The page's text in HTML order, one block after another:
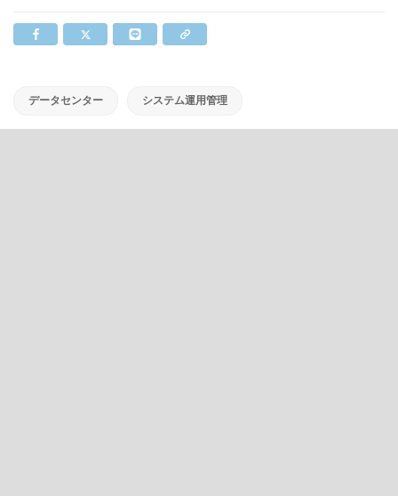
データセンター システム運用管理